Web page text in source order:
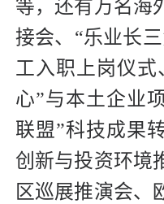
等，还有万名海
接会、“乐业长
工入职上岗仪式
心”与本土企业
联盟”科技成果
创新与投资环境
区巡展推演会、